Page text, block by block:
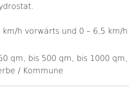
h vorwärts und 0 – 6,5 km/
qm, bis 500 qm, bis 1000
/ Kommune